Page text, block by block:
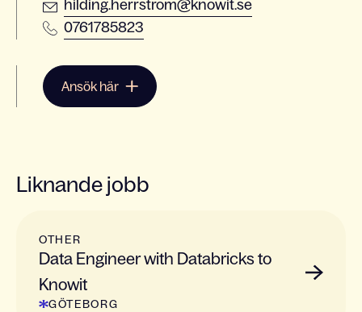
hilding.herrstrom@knowit.se
0761785823
Ansök här
Liknande jobb
OTHER
Data Engineer with Databricks to
Knowit
GÖTEBORG